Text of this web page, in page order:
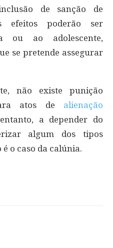
de sanção de
efeitos poderão ser
ou ao adolescente,
se pretende assegurar
não existe punição
atos de alienação
a depender do
algum dos tipos
o caso da calúnia.